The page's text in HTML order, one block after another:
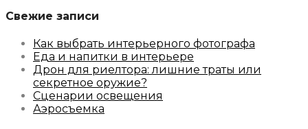
Свежие записи
Как выбрать интерьерного фотографа
Еда и напитки в интерьере
Дрон для риелтора: лишние траты или
секретное оружие?
Сценарии освещения
Аэросъемка